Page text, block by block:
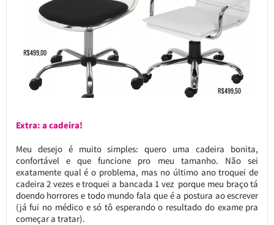
Extra: a cadeira!
Meu desejo é muito simples: quero uma cadeira bonita,
confortável e que funcione pro meu tamanho. Não sei
exatamente qual é o problema, mas no último ano troquei de
cadeira 2 vezes e troquei a bancada 1 vez porque meu braço tá
doendo horrores e todo mundo fala que é a postura ao escrever
(já fui no médico e só tô esperando o resultado do exame pra
começar a tratar).